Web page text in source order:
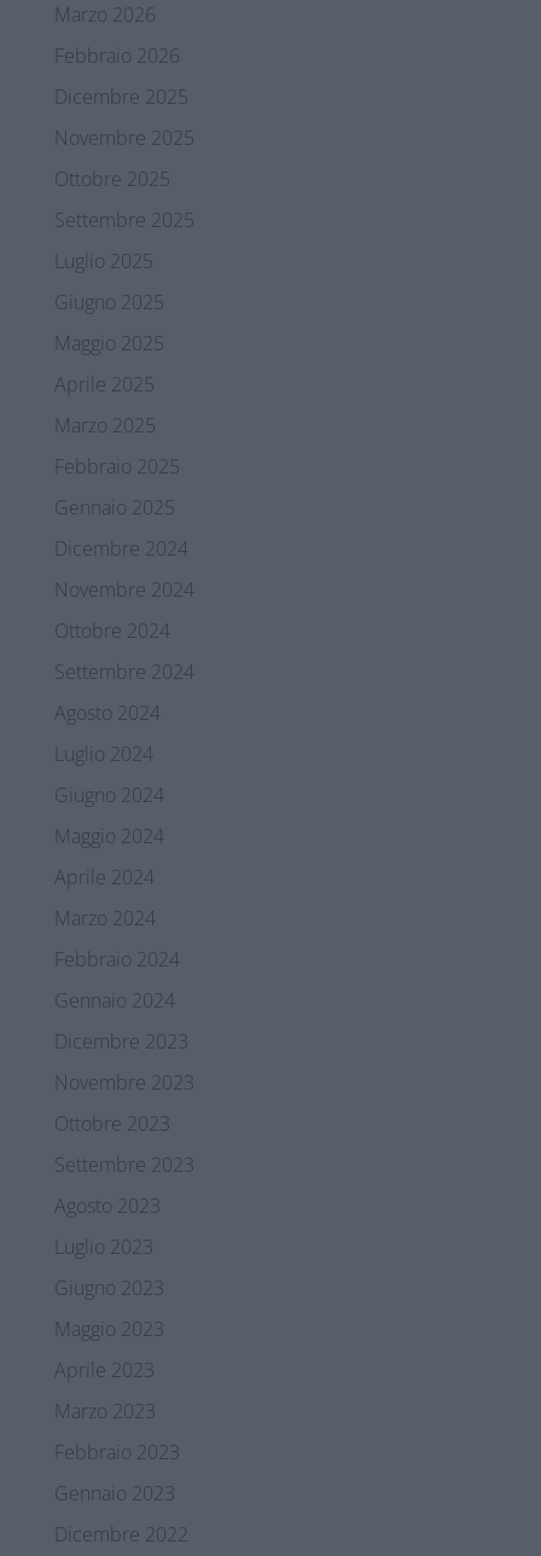
Marzo 2026
Febbraio 2026
Dicembre 2025
Novembre 2025
Ottobre 2025
Settembre 2025
Luglio 2025
Giugno 2025
Maggio 2025
Aprile 2025
Marzo 2025
Febbraio 2025
Gennaio 2025
Dicembre 2024
Novembre 2024
Ottobre 2024
Settembre 2024
Agosto 2024
Luglio 2024
Giugno 2024
Maggio 2024
Aprile 2024
Marzo 2024
Febbraio 2024
Gennaio 2024
Dicembre 2023
Novembre 2023
Ottobre 2023
Settembre 2023
Agosto 2023
Luglio 2023
Giugno 2023
Maggio 2023
Aprile 2023
Marzo 2023
Febbraio 2023
Gennaio 2023
Dicembre 2022